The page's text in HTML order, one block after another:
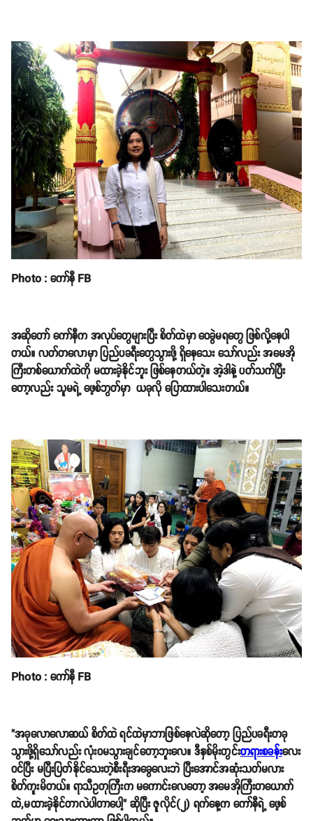
Photo : ကော်နီ FB
အဆိုတော် ကော်နီက အလုပ်တွေများပြီး စိတ်ထဲမှာ ဝေခွဲမရတွေ ဖြစ်လို့နေပါ
တယ်။ လတ်တလောမှာ ပြည်ပခရီးတွေသွားဖို့ ရှိနေသေး သော်လည်း အမေအို
ကြီးတစ်ယောက်ထဲကို မထားခဲ့နိုင်ဘူး ဖြစ်နေတယ်တဲ့။ အဲ့ဒါနဲ့ ပတ်သက်ပြီး
တော့လည်း သူမရဲ့ ဖေ့စ်ဘွတ်မှာ ယခုလို ပြောထားပါသေးတယ်။
Photo : ကော်နီ FB
"အခုလောလောဆယ် စိတ်ထဲ ရင်ထဲမှာဘာဖြစ်နေလဲဆိုတော့ ပြည်ပခရီးတခု
သွားဖို့ရှိသော်လည်း လုံးဝမသွားချင်တော့ဘူးလေ။ ဒီနှစ်မိုးတွင်းတရားစခန်းလေး
ဝင်ပြီး မပြီးပြတ်နိုင်သေးတဲ့စီးရီးအခွေလေးဘဲ ပြီးအောင်အဆုံးသတ်မလား
စိတ်ကူးမိတယ်။ ရာသီဥတုကြီးက မကောင်းလေတော့ အမေအိုကြီးတယောက်
ထဲ,မထားခဲ့နိုင်တာလဲပါတာပေါ့" ဆိုပြီး ဇူလိုင်(၂) ရက်နေ့က ကော်နီရဲ့ ဖေ့စ်